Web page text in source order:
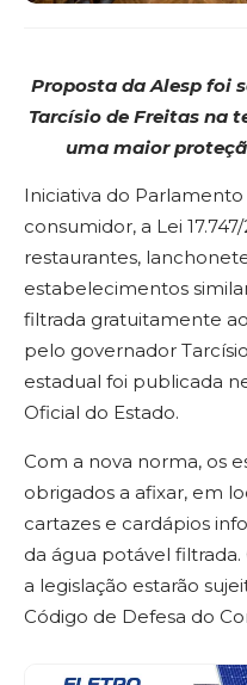
Proposta da Alesp foi
Tarcísio de Freitas na
uma maior
Iniciativa do
consumidor, a Lei
restaurantes,
estabelecimentos
filtrada gratuitamente
pelo governador
estadual foi publicada
Oficial do Estado.
Com a nova norma, os
obrigados a afixar, em
cartazes e cardápios
da água potável
a legislação estarão
Código de Defesa do